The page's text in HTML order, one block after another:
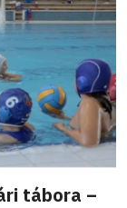
tábora –